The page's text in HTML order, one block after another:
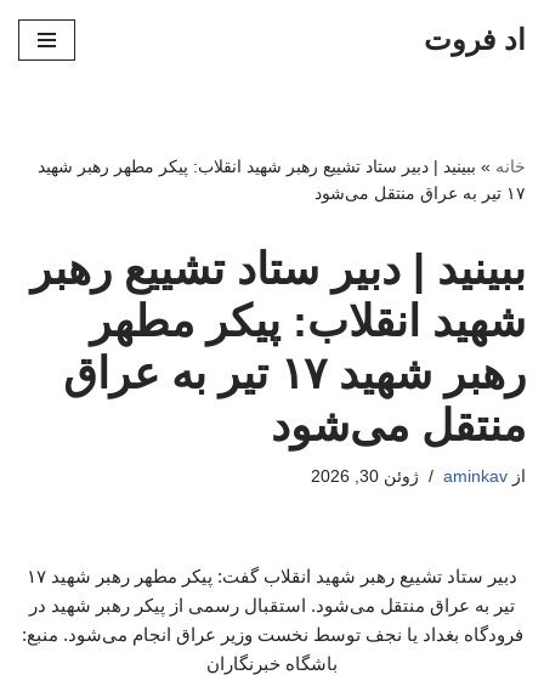
اد فروت
خانه » ببینید | دبیر ستاد تشییع رهبر شهید انقلاب: پیکر مطهر رهبر شهید
۱۷ تیر به عراق منتقل می‌شود
ببینید | دبیر ستاد تشییع رهبر
شهید انقلاب: پیکر مطهر
رهبر شهید ۱۷ تیر به عراق
منتقل می‌شود
از aminkav ژوئن 30, 2026
دبیر ستاد تشییع رهبر شهید انقلاب گفت: پیکر مطهر رهبر شهید ۱۷
تیر به عراق منتقل می‌شود. استقبال رسمی از پیکر رهبر شهید در
فرودگاه بغداد یا نجف توسط نخست وزیر عراق انجام می‌شود. منبع:
باشگاه خبرنگاران